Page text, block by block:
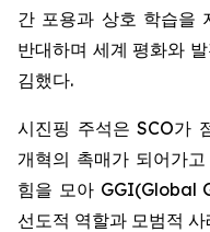
간 포용과 상호 학습을
반대하며 세계 평화와
김했다.
시진핑 주석은 SCO가
개혁의 촉매가 되어가
힘을 모아 GGI(Global
선도적 역할과 모범적